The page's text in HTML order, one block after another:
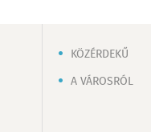
KÖZÉRDEKŰ
A VÁROSRÓL